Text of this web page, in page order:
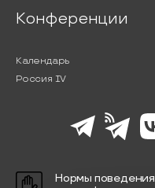
Конференции
Календарь
Россия IV
Нормы поведения